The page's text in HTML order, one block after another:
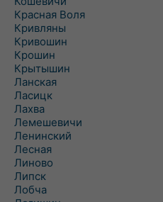
Красная Воля
Кривляны
Кривошин
Крошин
Крытышин
Ланская
Ласицк
Лахва
Лемешевичи
Ленинский
Лесная
Линово
Липск
Лобча